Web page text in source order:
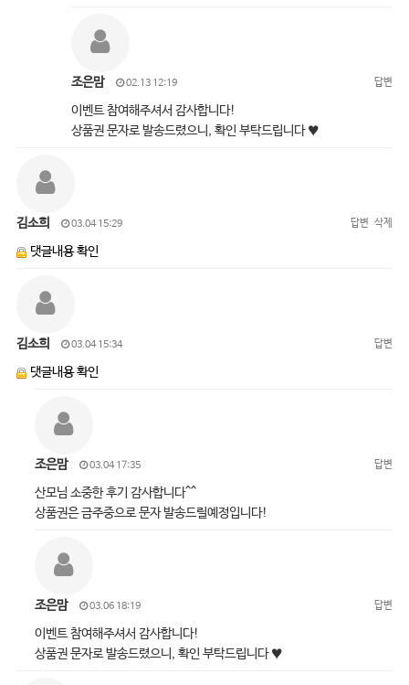
조은맘 02.13 12:19 답변
이벤트 참여해주셔서 감사합니다!
상품권 문자로 발송드렸으니, 확인 부탁드립니다 ♥
김소희 03.04 15:29 답변 삭제
댓글내용 확인
김소희 03.04 15:34 답변
댓글내용 확인
조은맘 03.04 17:35 답변
산모님 소중한 후기 감사합니다^^
상품권은 금주중으로 문자 발송드릴예정입니다!
조은맘 03.06 18:19 답변
이벤트 참여해주셔서 감사합니다!
상품권 문자로 발송드렸으니, 확인 부탁드립니다 ♥